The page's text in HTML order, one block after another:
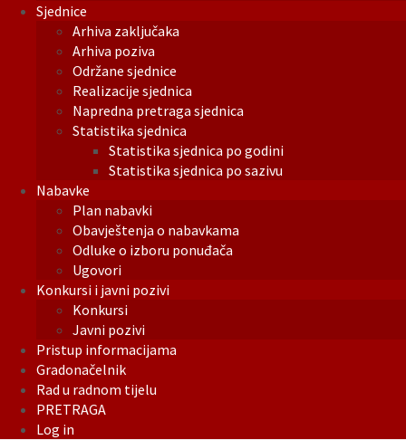
Sjednice
Arhiva zaključaka
Arhiva poziva
Održane sjednice
Realizacije sjednica
Napredna pretraga sjednica
Statistika sjednica
Statistika sjednica po godini
Statistika sjednica po sazivu
Nabavke
Plan nabavki
Obavještenja o nabavkama
Odluke o izboru ponuđača
Ugovori
Konkursi i javni pozivi
Konkursi
Javni pozivi
Pristup informacijama
Gradonačelnik
Rad u radnom tijelu
PRETRAGA
Log in